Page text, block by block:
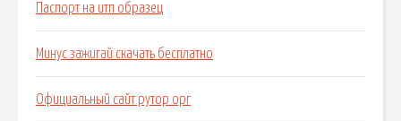
Паспорт на итп образец
Минус зажигай скачать бесплатно
Официальный сайт рутор орг